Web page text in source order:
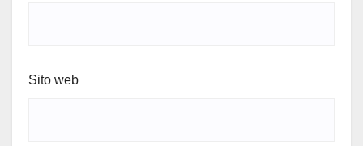
Sito web